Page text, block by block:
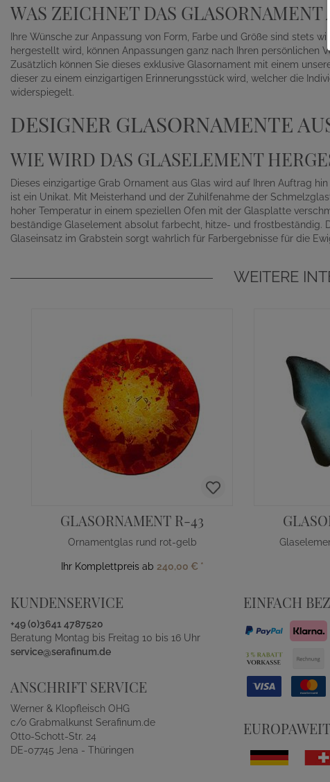
WAS ZEICHNET DAS GLASORNAMENT
Ihre Wünsche zur Anpassung von Form, Farbe und Größe sind stets
hergestellt wird, können Anpassungen ganz nach Ihren persönlichen
Zusätzlich können Sie dieses exklusive Glasornament mit einem
dieser zu einem einzigartigen Erinnerungsstück wird, welcher die
widerspiegelt.
DESIGNER GLASORNAMENTE
WIE WIRD DAS GLASELEMENT
Dieses einzigartige Grab Ornament aus Glas wird auf Ihren Auftrag
ist ein Unikat. Mit Meisterhand und der Zuhilfenahme der
hoher Temperatur in einem speziellen Ofen mit der Glasplatte
beständige Glaselement absolut farbecht, hitze- und frostbeständig.
Glaseinsatz im Grabstein sorgt wahrlich für Farbergebnisse für die
WEITERE
GLASORNAMENT R-43
Ornamentglas rund rot-gelb
Ihr Komplettpreis ab 240,00 € *
KUNDENSERVICE
+49 (0)3641 4787520
Beratung Montag bis Freitag 10 bis 16 Uhr
service@serafinum.de
ANSCHRIFT SERVICE
Werner & Klopfleisch OHG
c/o Grabmalkunst Serafinum.de
Otto-Schott-Str. 24
DE-07745 Jena - Thüringen
EINFACH